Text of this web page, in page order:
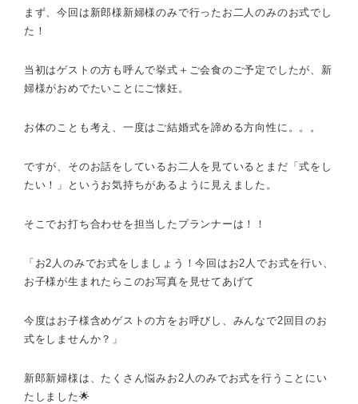
まず、今回は新郎様新婦様のみで行ったお二人のみのお式でし
た！
当初はゲストの方も呼んで挙式＋ご会食のご予定でしたが、新
婦様がおめでたいことにご懐妊。
お体のことも考え、一度はご結婚式を諦める方向性に。。。
ですが、そのお話をしているお二人を見ているとまだ「式をし
たい！」というお気持ちがあるように見えました。
そこでお打ち合わせを担当したプランナーは！！
「お2人のみでお式をしましょう！今回はお2人でお式を行い、
お子様が生まれたらこのお写真を見せてあげて
今度はお子様含めゲストの方をお呼びし、みんなで2回目のお
式をしませんか？」
新郎新婦様は、たくさん悩みお2人のみでお式を行うことにい
たしました🌟